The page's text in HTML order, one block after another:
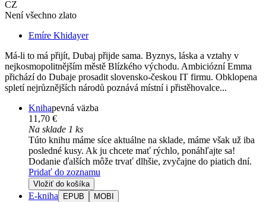
CZ
Není všechno zlato
Emíre Khidayer
Má-li to má přijít, Dubaj přijde sama. Byznys, láska a vztahy v
nejkosmopolitnějším městě Blízkého východu. Ambiciózní Emma
přichází do Dubaje prosadit slovensko-českou IT firmu. Obklopena
spletí nejrůznějších národů poznává místní i přistěhovalce...
Knihapevná väzba
11,70 €
Na sklade 1 ks
Túto knihu máme síce aktuálne na sklade, máme však už iba
posledné kusy. Ak ju chcete mať rýchlo, ponáhľajte sa!
Dodanie ďalších môže trvať dlhšie, zvyčajne do piatich dní.
Pridať do zoznamu
Vložiť do košíka
E-kniha EPUB MOBI